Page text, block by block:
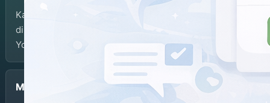
Kamus Bahasa Jawa-Indonesia dikembangkan dan
dikelola oleh Balai Bahasa Provinsi Daerah Istimewa
Yogyakarta.
Menu